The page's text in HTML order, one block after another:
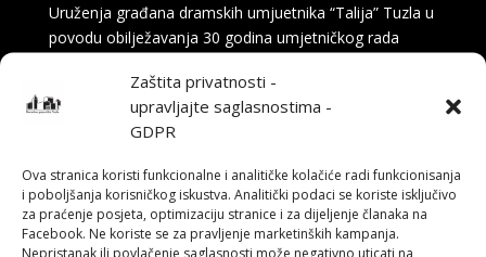
Zaštita privatnosti -
upravljajte saglasnostima -
GDPR
Ova stranica koristi funkcionalne i analitičke kolačiće radi funkcionisanja
i poboljšanja korisničkog iskustva. Analitički podaci se koriste isključivo
za praćenje posjeta, optimizaciju stranice i za dijeljenje članaka na
Facebook. Ne koriste se za pravljenje marketinških kampanja.
Nepristanak ili povlačenje saglasnosti može negativno uticati na
Uruženja građana dramskih umjuetnika “Talija” Tuzla u
povodu obilježavanja 30 godina umjetničkog rada
Sezona 2016/2017
DONJA – Bukara
Sezona 2015/2016
Edward Albee, KO SE BOJI VIRGINIJE WOOLF– George